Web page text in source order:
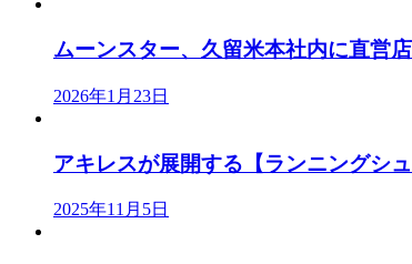
ムーンスター、久留米本社内に直営
2026年1月23日
アキレスが展開する【ランニングシ
2025年11月5日